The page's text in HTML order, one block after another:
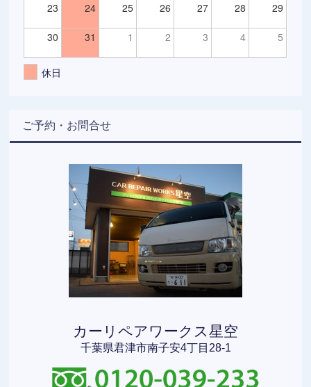
23 24 25 26 27 28 29
30 31 1 2 3 4 5
休日
ご予約・お問合せ
カーリペアワークス星空
千葉県君津市南子安4丁目28-1